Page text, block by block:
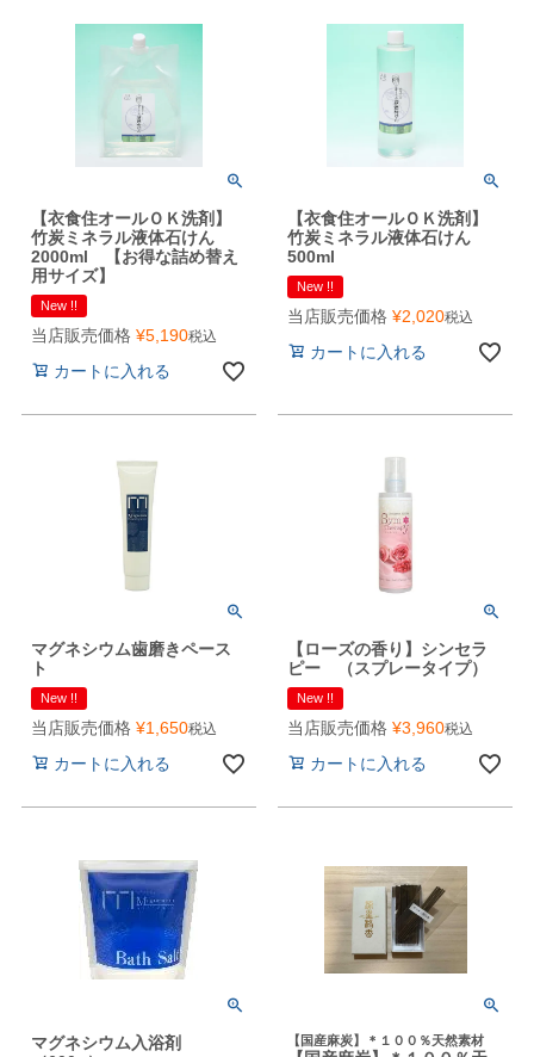
【衣食住オールＯＫ洗剤】
竹炭ミネラル液体石けん
2000ml 【お得な詰め替え
用サイズ】
New !!
当店販売価格 ¥5,190税込
カートに入れる
【衣食住オールＯＫ洗剤】
竹炭ミネラル液体石けん
500ml
New !!
当店販売価格 ¥2,020税込
カートに入れる
マグネシウム歯磨きペース
ト
New !!
当店販売価格 ¥1,650税込
カートに入れる
【ローズの香り】シンセラ
ピー （スプレータイプ）
New !!
当店販売価格 ¥3,960税込
カートに入れる
マグネシウム入浴剤
【国産麻炭】＊１００％天然素材